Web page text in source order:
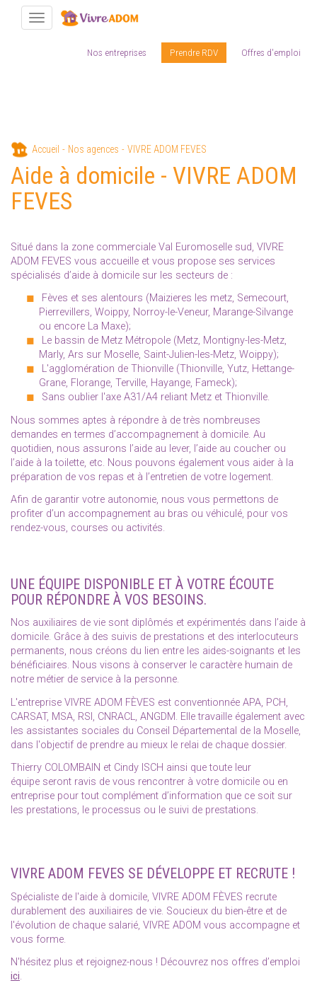
Aller
contenu
principal
Nos entreprises Prendre RDV Offres d'emploi
Toggle navigation
Accueil Nos agences VIVRE ADOM FEVES
Aide à domicile - VIVRE ADOM
FEVES
Situé dans la zone commerciale Val Euromoselle sud, VIVRE
ADOM FEVES vous accueille et vous propose ses services
spécialisés d’aide à domicile sur les secteurs de :
Fèves et ses alentours (Maizieres les metz, Semecourt,
Pierrevillers, Woippy, Norroy-le-Veneur, Marange-Silvange
ou encore La Maxe);
Le bassin de Metz Métropole (Metz, Montigny-les-Metz,
Marly, Ars sur Moselle, Saint-Julien-les-Metz, Woippy);
L'agglomération de Thionville (Thionville, Yutz, Hettange-
Grane, Florange, Terville, Hayange, Fameck);
Sans oublier l'axe A31/A4 reliant Metz et Thionville.
Nous sommes aptes à répondre à de très nombreuses
demandes en termes d’accompagnement à domicile. Au
quotidien, nous assurons l’aide au lever, l’aide au coucher ou
l’aide à la toilette, etc. Nous pouvons également vous aider à la
préparation de vos repas et à l’entretien de votre logement.
Afin de garantir votre autonomie, nous vous permettons de
profiter d’un accompagnement au bras ou véhiculé, pour vos
rendez-vous, courses ou activités.
UNE ÉQUIPE DISPONIBLE ET À VOTRE ÉCOUTE
POUR RÉPONDRE À VOS BESOINS.
Nos auxiliaires de vie sont diplômés et expérimentés dans l’aide à
domicile. Grâce à des suivis de prestations et des interlocuteurs
permanents, nous créons du lien entre les aides-soignants et les
bénéficiaires. Nous visons à conserver le caractère humain de
notre métier de service à la personne.
L'entreprise VIVRE ADOM FÈVES est conventionnée APA, PCH,
CARSAT, MSA, RSI, CNRACL, ANGDM. Elle travaille également avec
les assistantes sociales du Conseil Départemental de la Moselle,
dans l'objectif de prendre au mieux le relai de chaque dossier.
Thierry COLOMBAIN et Cindy ISCH ainsi que toute leur
équipe seront ravis de vous rencontrer à votre domicile ou en
entreprise pour tout complément d’information que ce soit sur
les prestations, le processus ou le suivi de prestations.
VIVRE ADOM FEVES SE DÉVELOPPE ET RECRUTE !
Spécialiste de l'aide à domicile, VIVRE ADOM FÈVES recrute
durablement des auxiliaires de vie. Soucieux du bien-être et de
l'évolution de chaque salarié, VIVRE ADOM vous accompagne et
vous forme.
N'hésitez plus et rejoignez-nous ! Découvrez nos offres d’emploi
ici.